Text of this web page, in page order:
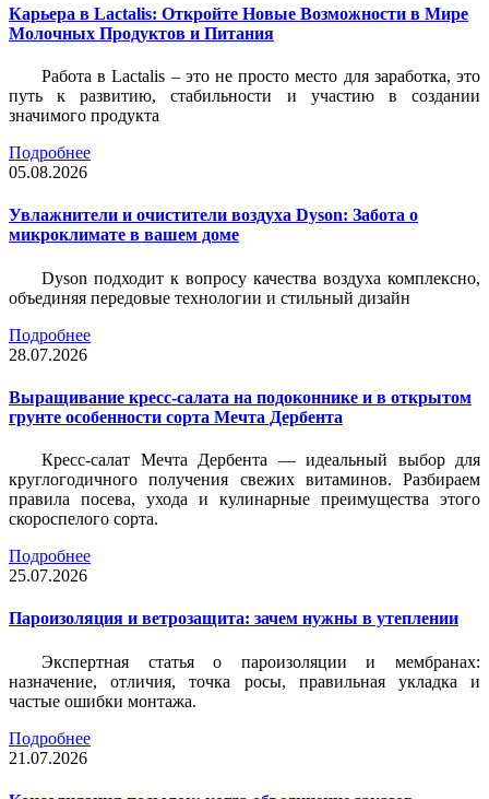
Карьера в Lactalis: Откройте Новые Возможности в Мире
Молочных Продуктов и Питания
Работа в Lactalis – это не просто место для заработка, это
путь к развитию, стабильности и участию в создании
значимого продукта
Подробнее
05.08.2026
Увлажнители и очистители воздуха Dyson: Забота о
микроклимате в вашем доме
Dyson подходит к вопросу качества воздуха комплексно,
объединяя передовые технологии и стильный дизайн
Подробнее
28.07.2026
Выращивание кресс-салата на подоконнике и в открытом
грунте особенности сорта Мечта Дербента
Кресс-салат Мечта Дербента — идеальный выбор для
круглогодичного получения свежих витаминов. Разбираем
правила посева, ухода и кулинарные преимущества этого
скороспелого сорта.
Подробнее
25.07.2026
Пароизоляция и ветрозащита: зачем нужны в утеплении
Экспертная статья о пароизоляции и мембранах:
назначение, отличия, точка росы, правильная укладка и
частые ошибки монтажа.
Подробнее
21.07.2026